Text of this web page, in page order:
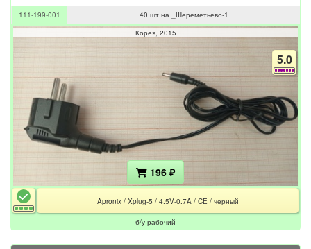
111-199-001
40 шт на _Шереметьево-1
Корея 2015
5.0
196 ₽
Apronix / Xplug-5 / 4.5V-0.7A / CE / черный
б/у рабочий